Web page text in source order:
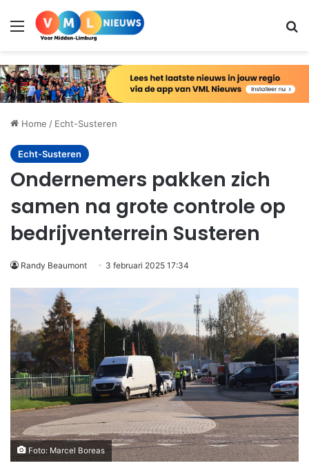
Menu
Home / Echt-Susteren
Echt-Susteren
Ondernemers pakken zich
samen na grote controle op
bedrijventerrein Susteren
Randy Beaumont 3 februari 2025 17:34
Foto: Marcel Boreas